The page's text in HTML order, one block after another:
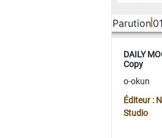
Parution
DAILY
Copy
o-okun
Éditeur :
Studio